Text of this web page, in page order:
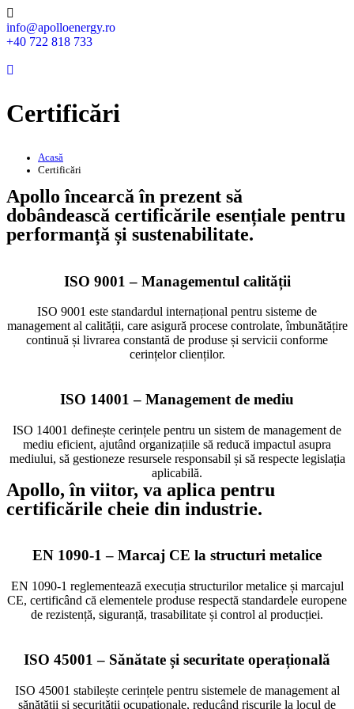
info@apolloenergy.ro
+40 722 818 733
Certificări
Acasă
Certificări
Apollo încearcă în prezent să
dobândească certificările esențiale pentru
performanță și sustenabilitate.
ISO 9001 – Managementul calității
ISO 9001 este standardul internațional pentru sisteme de
management al calității, care asigură procese controlate, îmbunătățire
continuă și livrarea constantă de produse și servicii conforme
cerințelor clienților.
ISO 14001 – Management de mediu
ISO 14001 definește cerințele pentru un sistem de management de
mediu eficient, ajutând organizațiile să reducă impactul asupra
mediului, să gestioneze resursele responsabil și să respecte legislația
aplicabilă.
Apollo, în viitor, va aplica pentru
certificările cheie din industrie.
EN 1090-1 – Marcaj CE la structuri metalice
EN 1090-1 reglementează execuția structurilor metalice și marcajul
CE, certificând că elementele produse respectă standardele europene
de rezistență, siguranță, trasabilitate și control al producției.
ISO 45001 – Sănătate și securitate operațională
ISO 45001 stabilește cerințele pentru sistemele de management al
sănătății și securității ocupaționale, reducând riscurile la locul de